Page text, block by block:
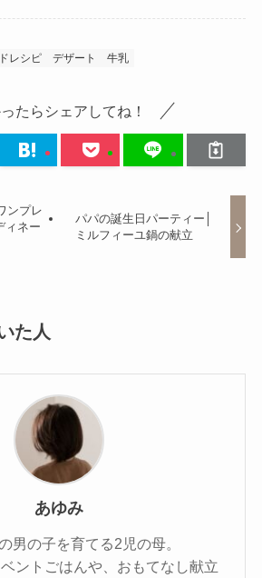
レシピ デザート 牛乳
たらシェアしてね！
ンプレ
ィネー
パパの誕生日パーティー│
ミルフィーユ鍋の献立
た人
あゆみ
男の子を育てる2児の母。
ントごはんや、おもてなし献立